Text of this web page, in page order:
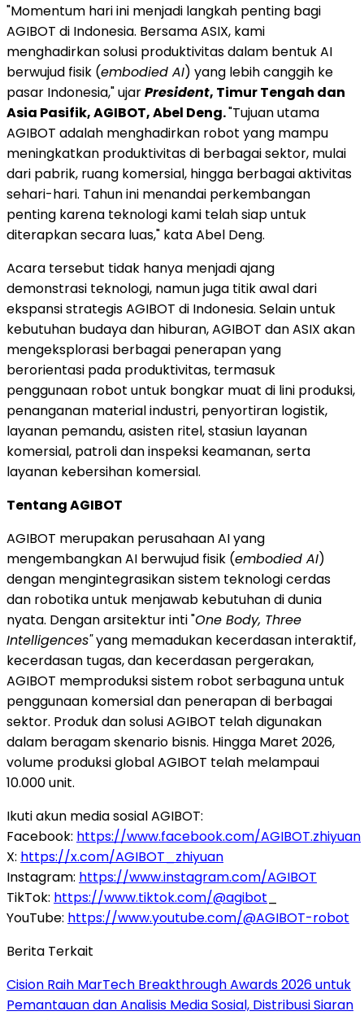
"Momentum hari ini menjadi langkah penting bagi
AGIBOT di Indonesia. Bersama ASIX, kami
menghadirkan solusi produktivitas dalam bentuk AI
berwujud fisik (embodied AI) yang lebih canggih ke
pasar Indonesia," ujarPresident, Timur Tengah dan
Asia Pasifik, AGIBOT, Abel Deng."Tujuan utama
AGIBOT adalah menghadirkan robot yang mampu
meningkatkan produktivitas di berbagai sektor, mulai
dari pabrik, ruang komersial, hingga berbagai aktivitas
sehari-hari. Tahun ini menandai perkembangan
penting karena teknologi kami telah siap untuk
diterapkan secara luas," kata Abel Deng.
Acara tersebut tidak hanya menjadi ajang
demonstrasi teknologi, namun juga titik awal dari
ekspansi strategis AGIBOT di Indonesia. Selain untuk
kebutuhan budaya dan hiburan, AGIBOT dan ASIX akan
mengeksplorasi berbagai penerapan yang
berorientasi pada produktivitas, termasuk
penggunaan robot untuk bongkar muat di lini produksi,
penanganan material industri, penyortiran logistik,
layanan pemandu, asisten ritel, stasiun layanan
komersial, patroli dan inspeksi keamanan, serta
layanan kebersihan komersial.
Tentang AGIBOT
AGIBOT merupakan perusahaan AI yang
mengembangkan AI berwujud fisik (embodied AI)
dengan mengintegrasikan sistem teknologi cerdas
dan robotika untuk menjawab kebutuhan di dunia
nyata. Dengan arsitektur inti "One Body, Three
Intelligences"yang memadukan kecerdasan interaktif,
kecerdasan tugas, dan kecerdasan pergerakan,
AGIBOT memproduksi sistem robot serbaguna untuk
penggunaan komersial dan penerapan di berbagai
sektor. Produk dan solusi AGIBOT telah digunakan
dalam beragam skenario bisnis. Hingga Maret 2026,
volume produksi global AGIBOT telah melampaui
10.000 unit.
Ikuti akun media sosial AGIBOT:
Facebook: https://www.facebook.com/AGIBOT.zhiyuan
X: https://x.com/AGIBOT_zhiyuan
Instagram: https://www.instagram.com/AGIBOT
TikTok: https://www.tiktok.com/@agibot
YouTube: https://www.youtube.com/@AGIBOT-robot
Berita Terkait
Cision Raih MarTech Breakthrough Awards 2026 untuk
Pemantauan dan Analisis Media Sosial, Distribusi Siaran